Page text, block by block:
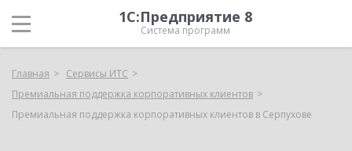
1С:Предприятие 8
Система программ
Главная
Сервисы ИТС
Премиальная поддержка корпоративных клиентов
Премиальная поддержка корпоративных клиентов в Серпухове